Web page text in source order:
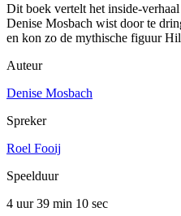
Dit boek vertelt het inside-
Denise Mosbach wist door te
en kon zo de mythische figuur
Auteur
Denise Mosbach
Spreker
Roel Fooij
Speelduur
4 uur 39 min 10 sec